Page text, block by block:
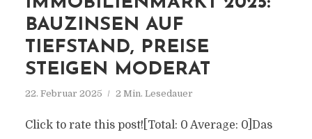
BAUZINSEN AUF
TIEFSTAND, PREISE
STEIGEN MODERAT
22. Februar 2025 2 Min. Lesedauer
Click to rate this post![Total: 0 Average: 0]Das